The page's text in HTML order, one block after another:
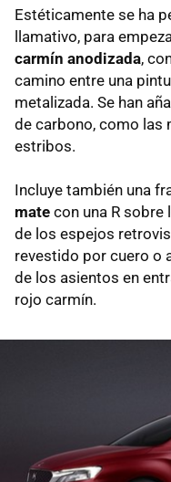
Estéticamente se ha
llamativo, para
carmín anodizada,
camino entre una
metalizada. Se han
de carbono, como las
estribos.
Incluye también una
mate con una R sobre
de los espejos
revestido por cuero o
de los asientos en
rojo carmín.